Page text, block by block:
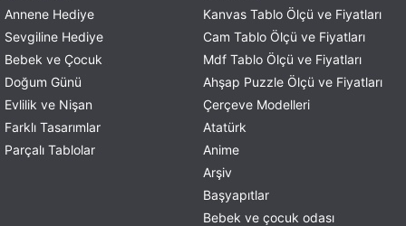
Annene Hediye
Sevgiline Hediye
Bebek ve Çocuk
Doğum Günü
Evlilik ve Nişan
Farklı Tasarımlar
Parçalı Tablolar
Kanvas Tablo Ölçü ve Fiyatları
Cam Tablo Ölçü ve Fiyatları
Mdf Tablo Ölçü ve Fiyatları
Ahşap Puzzle Ölçü ve Fiyatları
Çerçeve Modelleri
Atatürk
Anime
Arşiv
Başyapıtlar
Bebek ve çocuk odası